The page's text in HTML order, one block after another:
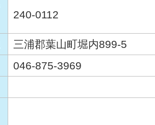
240-0112
三浦郡葉山町堀内899-5
046-875-3969